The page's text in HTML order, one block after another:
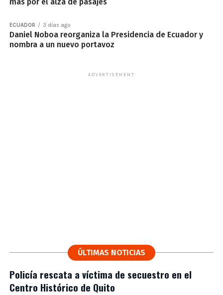
ECUADOR 3 días ago
Daniel Noboa reorganiza la Presidencia de Ecuador y
nombra a un nuevo portavoz
ADVERTISEMENT
ÚLTIMAS NOTICIAS
Policía rescata a víctima de secuestro en el
Centro Histórico de Quito